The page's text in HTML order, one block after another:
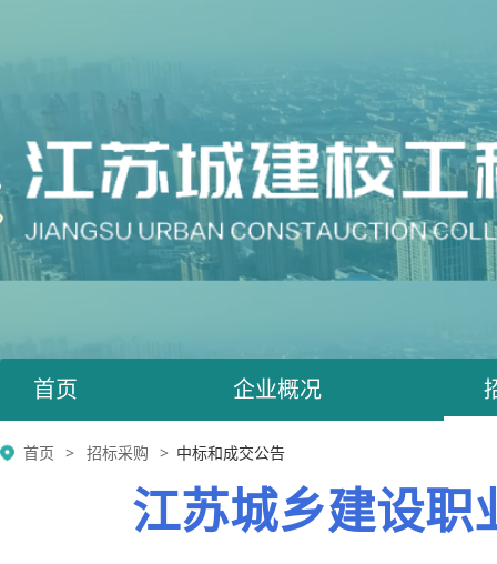
首页 企业概况
首页 招标采购 中标和成交公告
江苏城乡建设职